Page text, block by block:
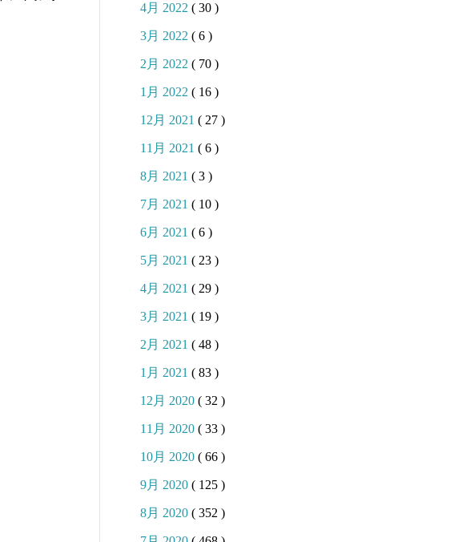
4月 2022 ( 30 )
3月 2022 ( 6 )
2月 2022 ( 70 )
1月 2022 ( 16 )
12月 2021 ( 27 )
11月 2021 ( 6 )
8月 2021 ( 3 )
7月 2021 ( 10 )
6月 2021 ( 6 )
5月 2021 ( 23 )
4月 2021 ( 29 )
3月 2021 ( 19 )
2月 2021 ( 48 )
1月 2021 ( 83 )
12月 2020 ( 32 )
11月 2020 ( 33 )
10月 2020 ( 66 )
9月 2020 ( 125 )
8月 2020 ( 352 )